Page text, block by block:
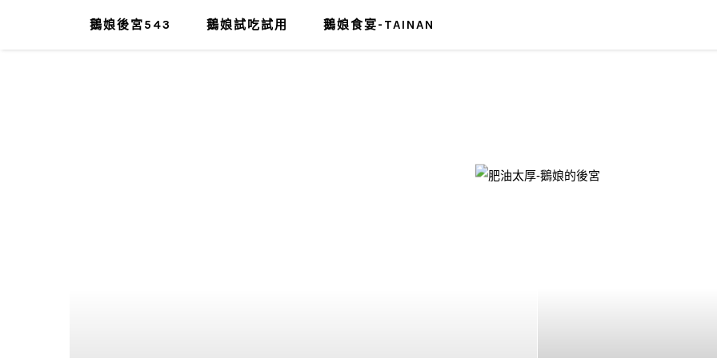
鵝娘後宮543 鵝娘試吃試用 鵝娘食宴-TAINAN
肥油太厚-鵝娘的後宮